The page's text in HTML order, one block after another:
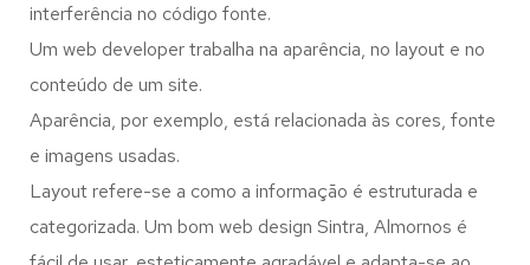
interferência no código fonte.
Um web developer trabalha na aparência, no layout e no
conteúdo de um site.
Aparência, por exemplo, está relacionada às cores, fonte
e imagens usadas.
Layout refere-se a como a informação é estruturada e
categorizada. Um bom web design Sintra, Almornos é